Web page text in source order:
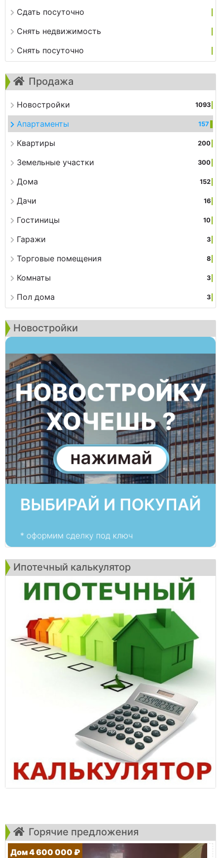
Сдать посуточно
Снять недвижимость
Снять посуточно
Продажа
Новостройки 1093
Апартаменты 157
Квартиры 200
Земельные участки 300
Дома 152
Дачи 16
Гостиницы 10
Гаражи 3
Торговые помещения 8
Комнаты 3
Пол дома 3
Новостройки
Ипотечный калькулятор
Горячие предложения
Дом 4 600 000 ₽